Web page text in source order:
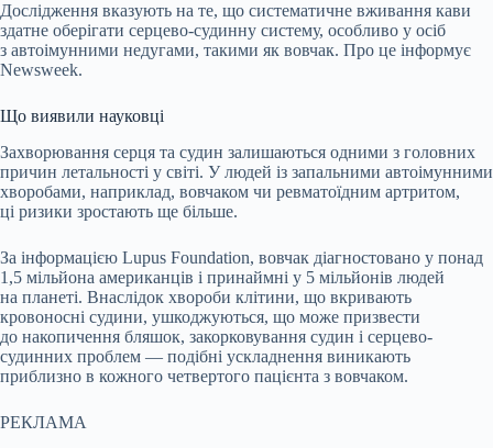
Дослідження вказують на те, що систематичне вживання кави
здатне оберігати серцево-судинну систему, особливо у осіб
з автоімунними недугами, такими як вовчак. Про це інформує
Newsweek.
Що виявили науковці
Захворювання серця та судин залишаються одними з головних
причин летальності у світі. У людей із запальними автоімунними
хворобами, наприклад, вовчаком чи ревматоїдним артритом,
ці ризики зростають ще більше.
За інформацією Lupus Foundation, вовчак діагностовано у понад
1,5 мільйона американців і принаймні у 5 мільйонів людей
на планеті. Внаслідок хвороби клітини, що вкривають
кровоносні судини, ушкоджуються, що може призвести
до накопичення бляшок, закорковування судин і серцево-
судинних проблем — подібні ускладнення виникають
приблизно в кожного четвертого пацієнта з вовчаком.
РЕКЛАМА